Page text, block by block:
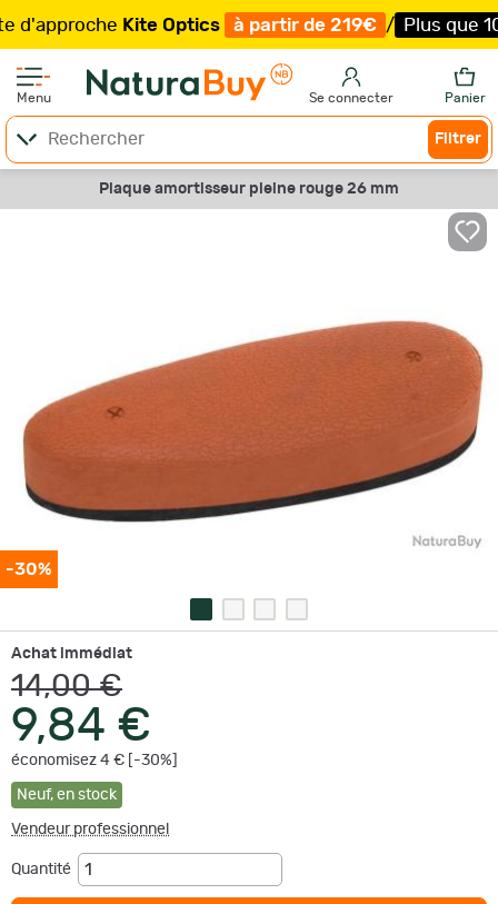
Kite Optics à partir de 219€ / Plus que 100
Menu Se connecter Panier
Filtrer
Plaque amortisseur pleine rouge 26 mm
-30%
Achat immédiat
14,00 €
9,84 €
économisez 4 € [-30%]
Neuf, en stock
Vendeur professionnel
Quantité